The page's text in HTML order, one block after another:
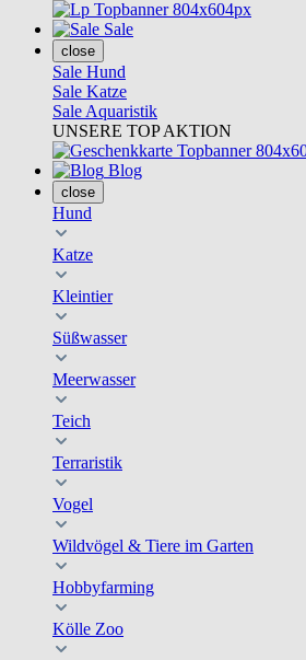
Sale
close
Sale Hund
Sale Katze
Sale Aquaristik
UNSERE TOP AKTION
Blog
close
Hund
Katze
Kleintier
Süßwasser
Meerwasser
Teich
Terraristik
Vogel
Wildvögel & Tiere im Garten
Hobbyfarming
Kölle Zoo